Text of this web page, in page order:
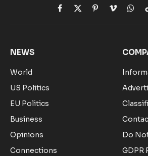
Facebook
X
(Twitter)
Pinterest
Vimeo
NEWS
World
US Politics
EU Politics
Business
Opinions
Connections
Do
GDPR